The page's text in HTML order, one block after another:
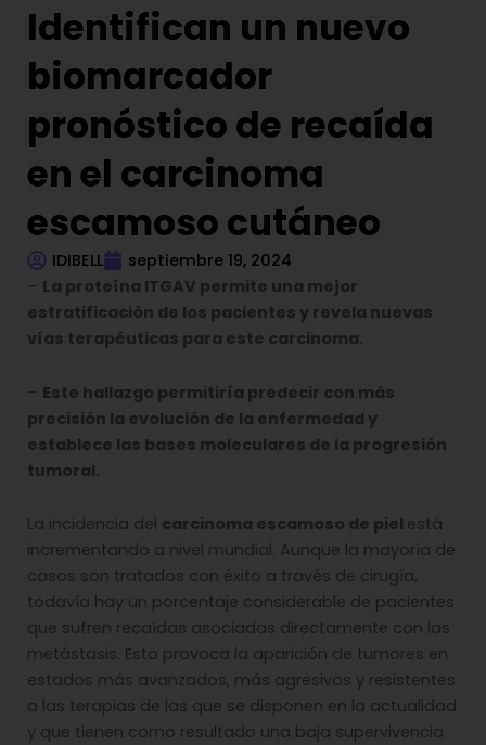
Identifican un nuevo
biomarcador
pronóstico de recaída
en el carcinoma
escamoso cutáneo
IDIBELL
septiembre 19, 2024
– La proteína ITGAV permite una mejor
estratificación de los pacientes y revela nuevas
vías terapéuticas para este carcinoma.
– Este hallazgo permitiría predecir con más
precisión la evolución de la enfermedad y
establece las bases moleculares de la progresión
tumoral.
La incidencia del carcinoma escamoso de piel está
incrementando a nivel mundial. Aunque la mayoría de
casos son tratados con éxito a través de cirugía,
todavía hay un porcentaje considerable de pacientes
que sufren recaídas asociadas directamente con las
metástasis. Esto provoca la aparición de tumores en
estados más avanzados, más agresivos y resistentes
a las terapias de las que se disponen en la actualidad
y que tienen como resultado una baja supervivencia